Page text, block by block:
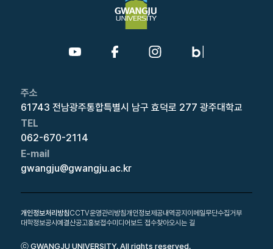
주소
61743 전남광주통합특별시 남구 효덕로 277 광주대학교
TEL
062-670-2114
E-mail
gwangju@gwangju.ac.kr
개인정보처리방침CCTV운영관리방침개인정보제공내역공지이메일무단수집거부
대학정보공시예결산공고홍보접수미디어보드 접수찾아오시는 길
ⓒ GWANGJU UNIVERSITY. All rights reserved.